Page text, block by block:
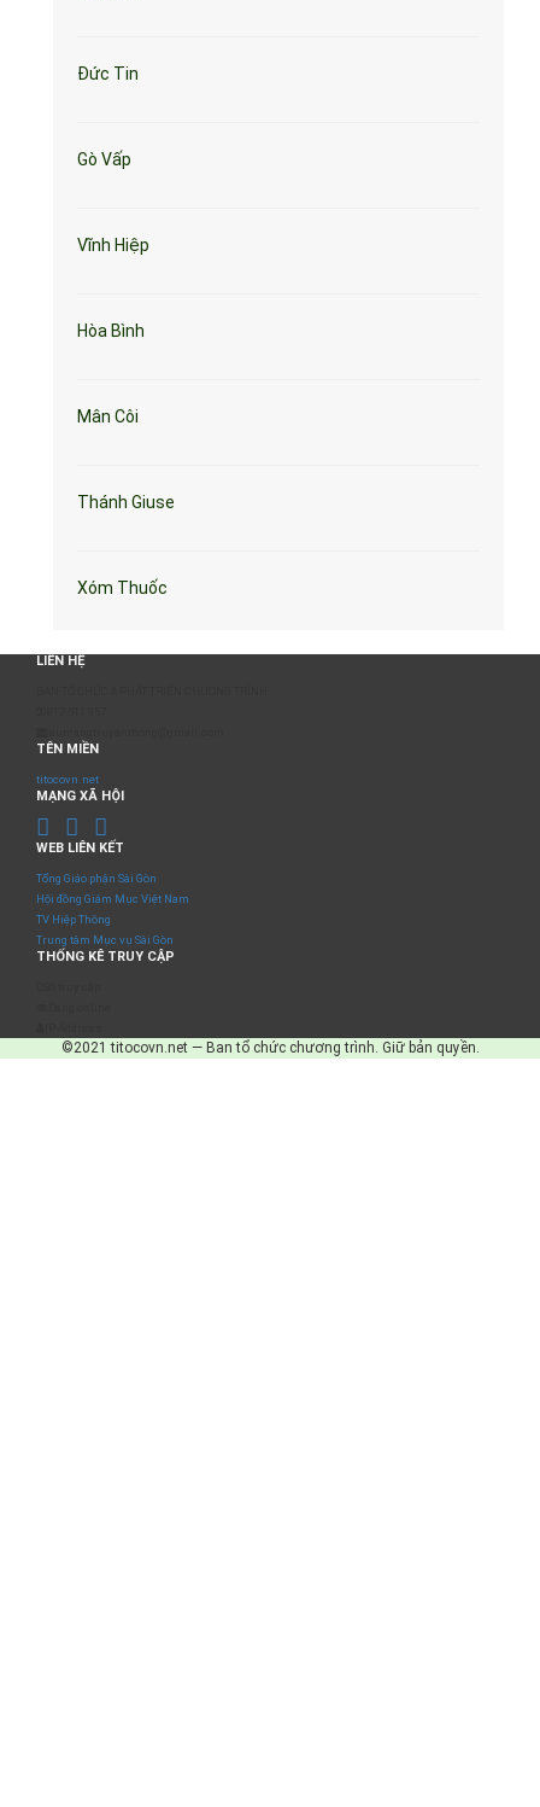
Đức Tin
Gò Vấp
Vĩnh Hiệp
Hòa Bình
Mân Côi
Thánh Giuse
Xóm Thuốc
LIÊN HỆ
TÊN MIỀN
titocovn.net
MẠNG XÃ HỘI
WEB LIÊN KẾT
Tổng Giáo phận Sài Gòn
Hội đồng Giám Mục Việt Nam
TV Hiệp Thông
Trung tâm Mục vụ Sài Gòn
THỐNG KÊ TRUY CẬP
©2021 titocovn.net — Ban tổ chức chương trình. Giữ bản quyền.